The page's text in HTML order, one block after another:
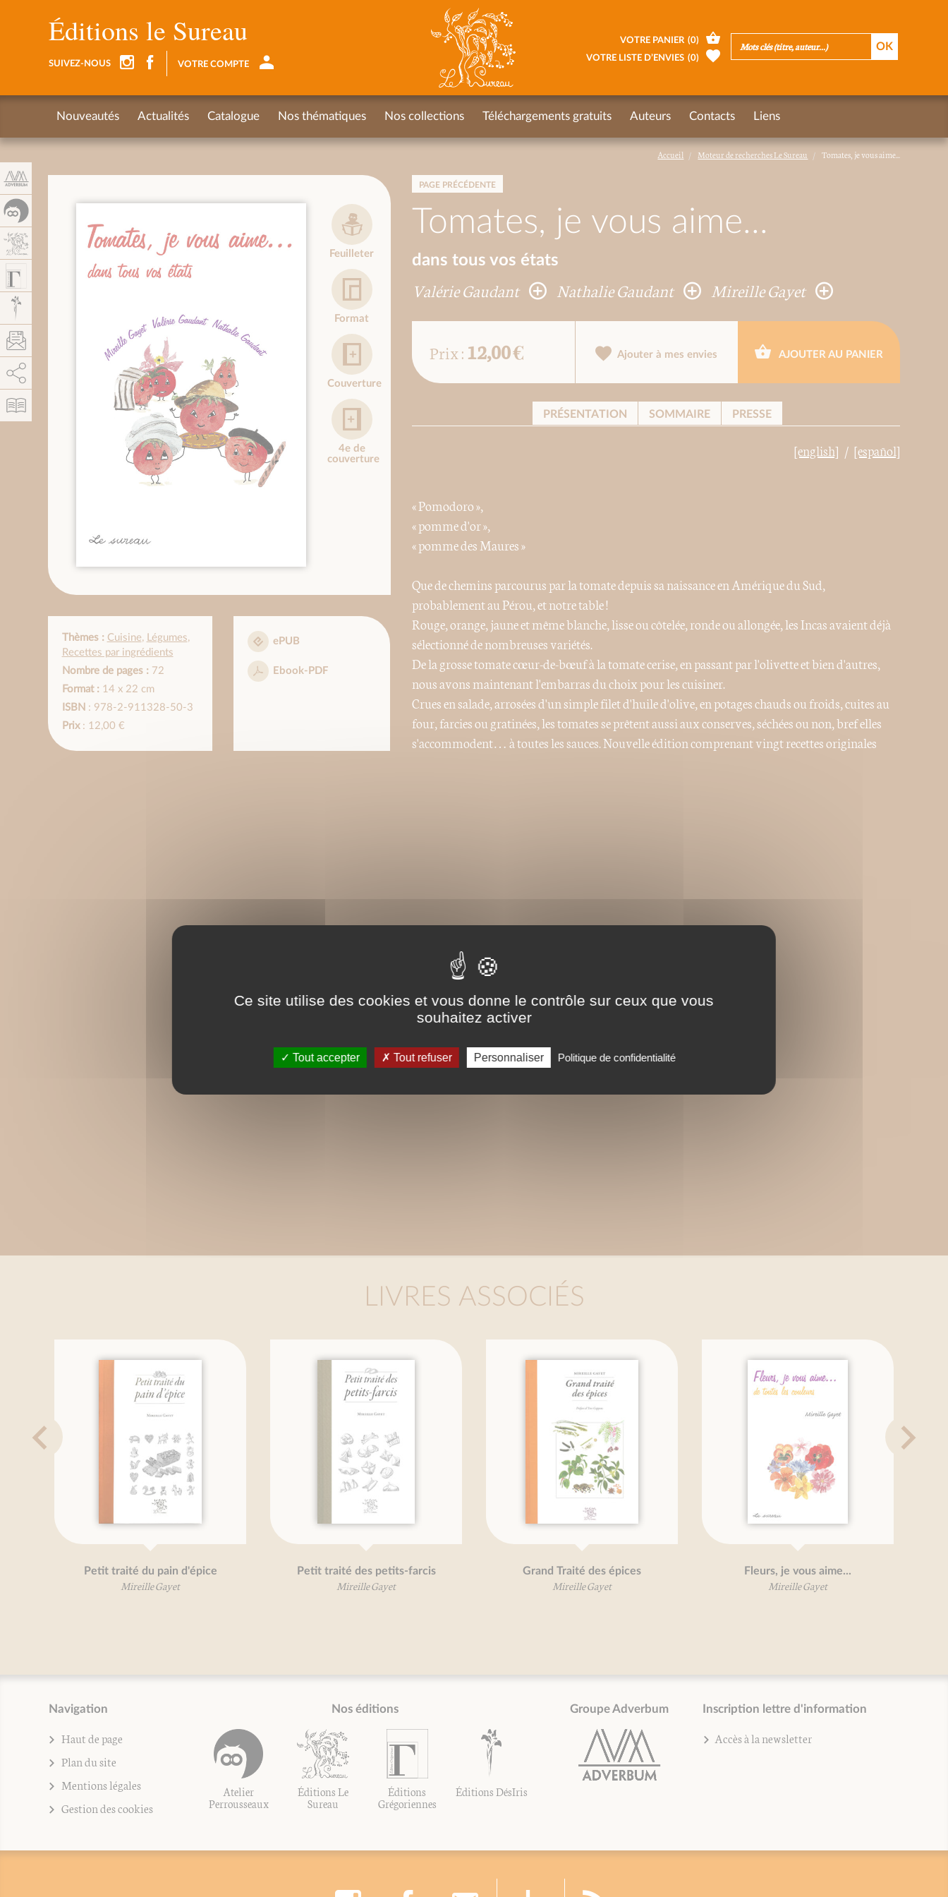
Accueil Moteur de recherches Le Sureau Tomates, je vous aime...
PAGE PRÉCÉDENTE
Tomates, je vous aime...
dans tous vos états
Valérie Gaudant Nathalie Gaudant Mireille Gayet
Feuilleter
Format
Couverture
4e de
couverture
Thèmes : Cuisine, Légumes,
Recettes par ingrédients
Nombre de pages :72
Format :14 x 22 cm
ISBN : 978-2-911328-50-3
Prix: 12,00 €
ePUB
Ebook-PDF
Prix : 12,00 € Ajouter à mes envies AJOUTER AU PANIER
PRÉSENTATION SOMMAIRE PRESSE
[english] [español]
« Pomodoro »,
« pomme d'or »,
« pomme des Maures »
Que de chemins parcourus par la tomate depuis sa naissance en Amérique du Sud,
probablement au Pérou, et notre table !
Rouge, orange, jaune et même blanche, lisse ou côtelée, ronde ou allongée, les Incas avaient déjà
sélectionné de nombreuses variétés.
De la grosse tomate cœur-de-bœuf à la tomate cerise, en passant par l'olivette et bien d'autres,
nous avons maintenant l'embarras du choix pour les cuisiner.
Crues en salade, arrosées d'un simple filet d'huile d'olive, en potages chauds ou froids, cuites au
four, farcies ou gratinées, les tomates se prêtent aussi aux conserves, séchées ou non, bref elles
s'accommodent… à toutes les sauces. Nouvelle édition comprenant vingt recettes originales
LIVRES ASSOCIÉS
Petit traité du pain d'épice
Mireille Gayet
Petit traité des petits-farcis
Mireille Gayet
Grand Traité des épices
Mireille Gayet
Fleurs, je vous aime...
Mireille Gayet
Navigation
Haut de page
Plan du site
Mentions légales
Gestion des cookies
Nos éditions
Atelier
Perrousseaux
Éditions Le
Sureau
Éditions
Grégoriennes
Éditions DésIris
Groupe Adverbum Inscription lettre d'information
Accès à la newsletter
Éditions le Sureau
SUIVEZ-NOUS VOTRE COMPTE
VOTRE PANIER (0)
VOTRE LISTE D’ENVIES (0)
Nouveautés Actualités Catalogue Nos thématiques Nos collections Téléchargements gratuits Auteurs Contacts Liens
Autoriser
Ce site utilise des cookies et vous donne le contrôle sur ceux que vous
souhaitez activer
Tout accepter Tout refuser Personnaliser Politique de confidentialité